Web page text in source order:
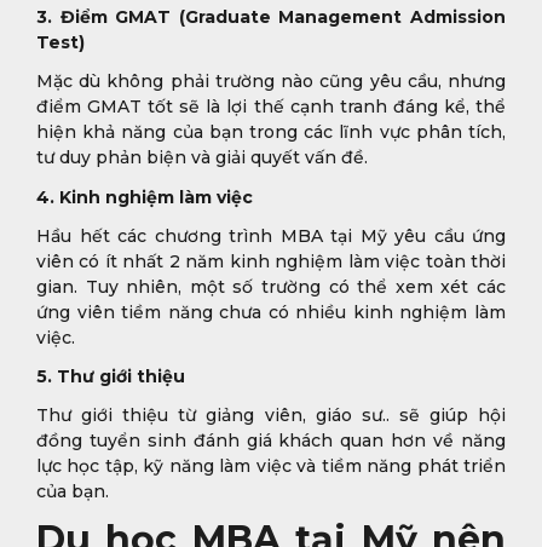
3. Điểm GMAT (Graduate Management Admission
Test)
Mặc dù không phải trường nào cũng yêu cầu, nhưng
điểm GMAT tốt sẽ là lợi thế cạnh tranh đáng kể, thể
hiện khả năng của bạn trong các lĩnh vực phân tích,
tư duy phản biện và giải quyết vấn đề.
4. Kinh nghiệm làm việc
Hầu hết các chương trình MBA tại Mỹ yêu cầu ứng
viên có ít nhất 2 năm kinh nghiệm làm việc toàn thời
gian. Tuy nhiên, một số trường có thể xem xét các
ứng viên tiềm năng chưa có nhiều kinh nghiệm làm
việc.
5. Thư giới thiệu
Thư giới thiệu từ giảng viên, giáo sư.. sẽ giúp hội
đồng tuyển sinh đánh giá khách quan hơn về năng
lực học tập, kỹ năng làm việc và tiềm năng phát triển
của bạn.